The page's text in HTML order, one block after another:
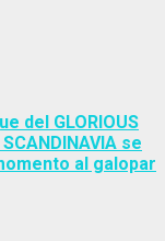
del GLORIOUS
se
al galopar